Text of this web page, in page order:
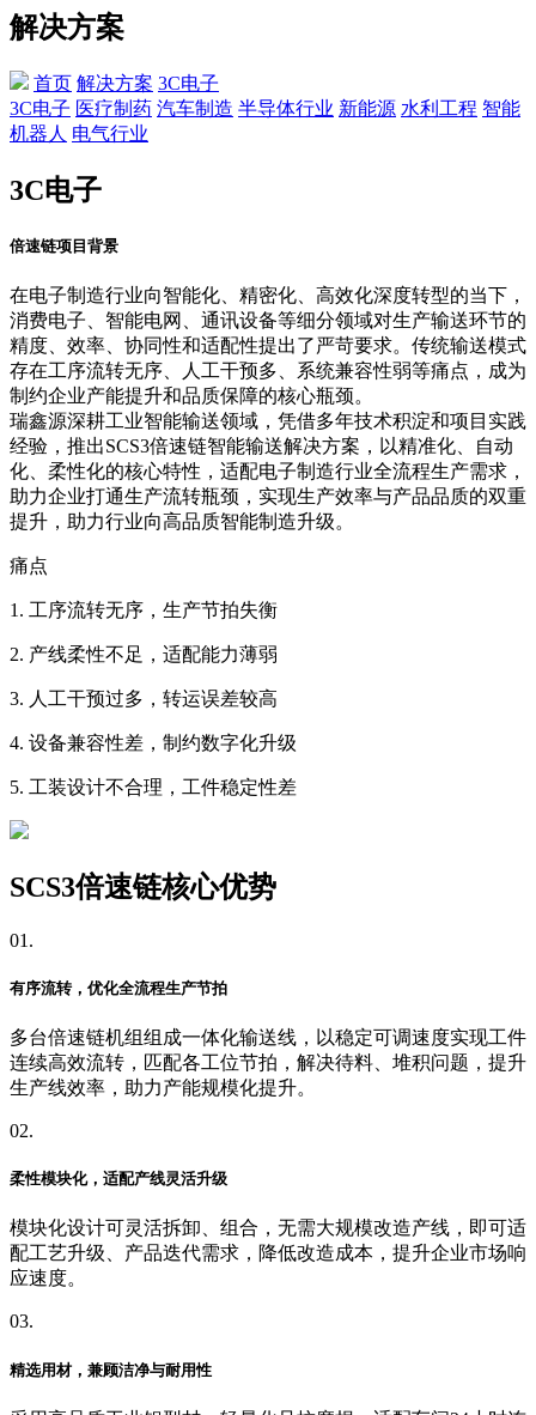
解决方案
首页 解决方案 3C电子
3C电子 医疗制药 汽车制造 半导体行业 新能源 水利工程 智能
机器人 电气行业
3C电子
倍速链项目背景
在电子制造行业向智能化、精密化、高效化深度转型的当下，
消费电子、智能电网、通讯设备等细分领域对生产输送环节的
精度、效率、协同性和适配性提出了严苛要求。传统输送模式
存在工序流转无序、人工干预多、系统兼容性弱等痛点，成为
制约企业产能提升和品质保障的核心瓶颈。
瑞鑫源深耕工业智能输送领域，凭借多年技术积淀和项目实践
经验，推出SCS3倍速链智能输送解决方案，以精准化、自动
化、柔性化的核心特性，适配电子制造行业全流程生产需求，
助力企业打通生产流转瓶颈，实现生产效率与产品品质的双重
提升，助力行业向高品质智能制造升级。
痛点
1. 工序流转无序，生产节拍失衡
2. 产线柔性不足，适配能力薄弱
3. 人工干预过多，转运误差较高
4. 设备兼容性差，制约数字化升级
5. 工装设计不合理，工件稳定性差
SCS3倍速链核心优势
01.
有序流转，优化全流程生产节拍
多台倍速链机组组成一体化输送线，以稳定可调速度实现工件
连续高效流转，匹配各工位节拍，解决待料、堆积问题，提升
生产线效率，助力产能规模化提升。
02.
柔性模块化，适配产线灵活升级
模块化设计可灵活拆卸、组合，无需大规模改造产线，即可适
配工艺升级、产品迭代需求，降低改造成本，提升企业市场响
应速度。
03.
精选用材，兼顾洁净与耐用性